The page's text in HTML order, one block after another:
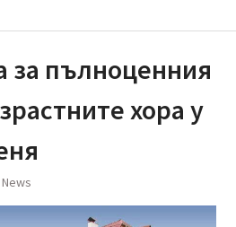
за пълноценния
хора у